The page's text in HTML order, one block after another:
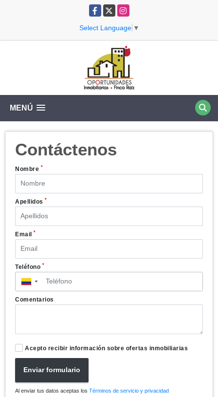
Facebook
X Instagram
Select Language ▼
MENÚ
Contáctenos
Nombre *
Apellidos *
Email *
Teléfono *
▼
Comentarios
Acepto recibir información sobre ofertas inmobiliarias
Enviar formulario
Al enviar tus datos aceptas los Términos de servicio y privacidad